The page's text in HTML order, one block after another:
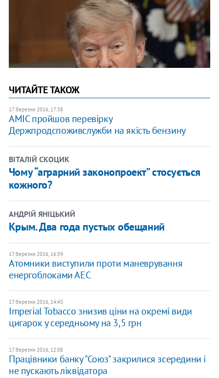
ЧИТАЙТЕ ТАКОЖ
17 березня 2016, 17:38
AMIC пройшов перевірку
Держпродспоживслужби на якість бензину
ВІТАЛІЙ СКОЦИК
Чому “аграрний законопроект” стосується
кожного?
АНДРІЙ ЯНІЦЬКИЙ
Крым. Два года пустых обещаний
17 березня 2016, 16:59
Атомники виступили проти маневрування
енергоблоками АЕС
17 березня 2016, 14:45
Imperial Tobacco знизив ціни на окремі види
цигарок у середньому на 3,5 грн
17 березня 2016, 12:08
Працівники банку "Союз" закрилися зсередини і
не пускають ліквідатора